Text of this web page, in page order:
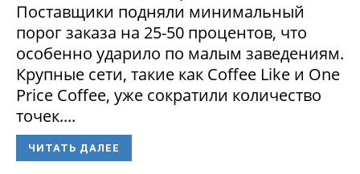
Поставщики подняли минимальный
порог заказа на 25-50 процентов, что
особенно ударило по малым заведениям.
Крупные сети, такие как Coffee Like и One
Price Coffee, уже сократили количество
точек....
ЧИТАТЬ ДАЛЕЕ